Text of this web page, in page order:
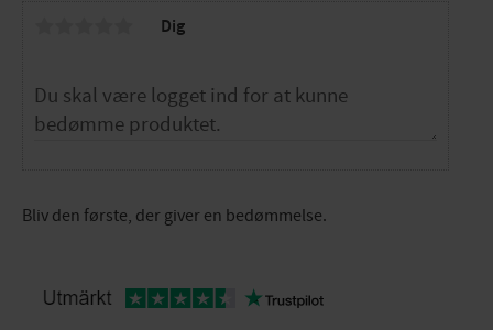
Dig
Bliv den første, der giver en bedømmelse.